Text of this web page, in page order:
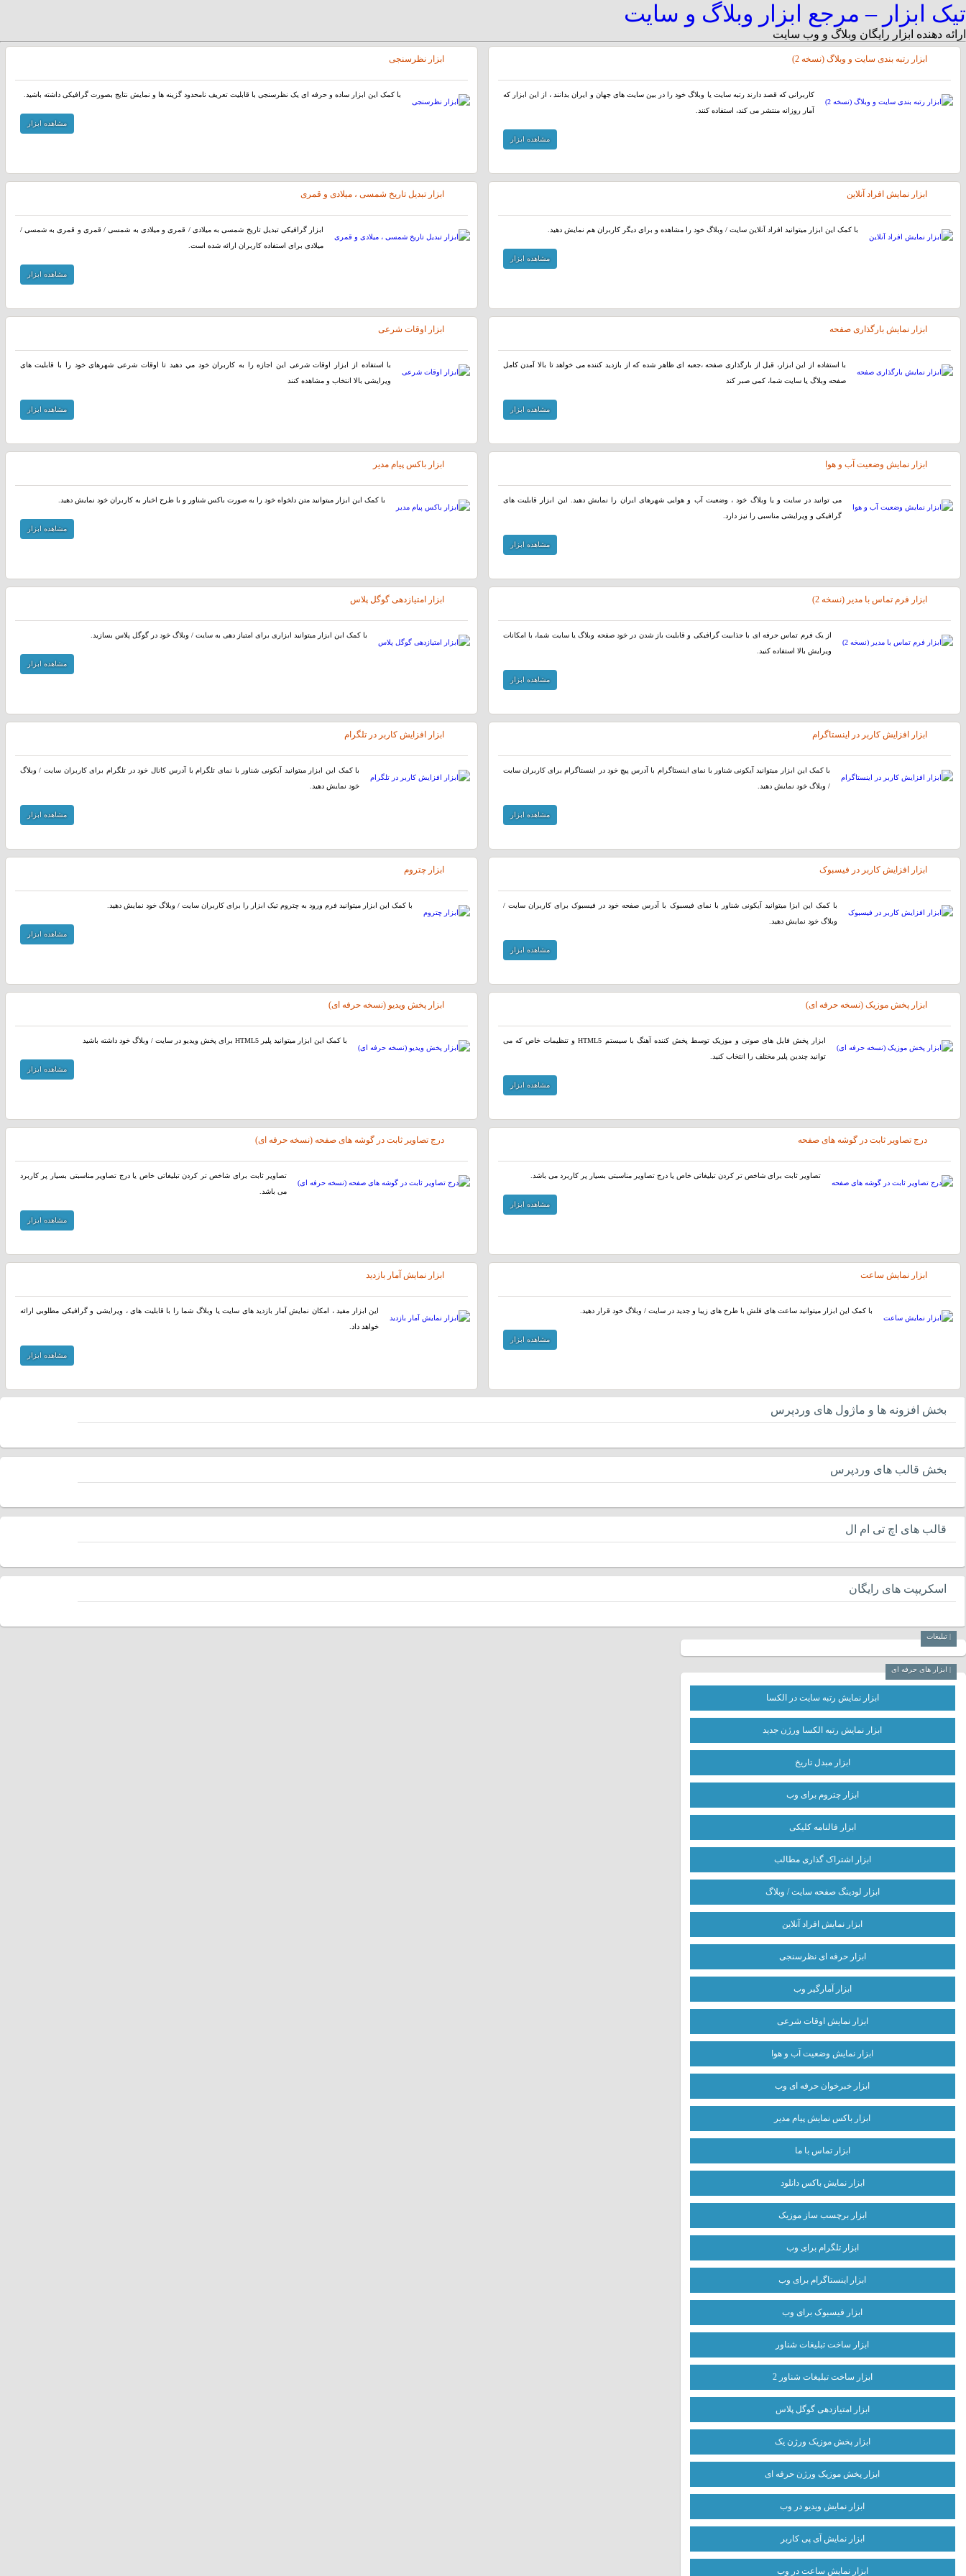
تیک ابزار – مرجع ابزار وبلاگ و سایت
ارائه دهنده ابزار رایگان وبلاگ و وب سایت
ابزار رتبه بندی سایت و وبلاگ (نسخه 2)
کاربرانی که قصد دارند رتبه سایت یا وبلاگ خود را در بین سایت های جهان و ایران بدانند ، از این ابزار که
آمار روزانه منتشر می کند، استفاده کنند.
مشاهده ابزار
ابزار نظرسنجی
با کمک این ابزار ساده و حرفه ای یک نظرسنجی با قابلیت تعریف نامحدود گزینه ها و نمایش نتایج بصورت گرافیکی داشته باشید.
مشاهده ابزار
ابزار نمایش افراد آنلاین
با کمک این ابزار میتوانید افراد آنلاین سایت / وبلاگ خود را مشاهده و برای دیگر کاربران هم نمایش دهید.
مشاهده ابزار
ابزار تبدیل تاریخ شمسی ، میلادی و قمری
ابزار گرافیکی تبدیل تاریخ شمسی به میلادی / قمری و میلادی به شمسی / قمری و قمری به شمسی /
میلادی برای استفاده کاربران ارائه شده است.
مشاهده ابزار
ابزار نمایش بارگذاری صفحه
با استفاده از اين ابزار، قبل از بارگذاری صفحه ،جعبه ای ظاهر شده که از بازدید کننده می خواهد تا بالا آمدن کامل
صفحه وبلاگ یا سایت شما، کمی صبر کند
مشاهده ابزار
ابزار اوقات شرعی
با استفاده از ابزار اوقات شرعی اين اجازه را به کاربران خود مي دهيد تا اوقات شرعی شهرهای خود را با قابلیت های
ویرایشی بالا انتخاب و مشاهده کنند
مشاهده ابزار
ابزار نمایش وضعیت آب و هوا
می توانید در سایت و یا وبلاگ خود ، وضعیت آب و هوایی شهرهای ایران را نمایش دهید. این ابزار قابلیت های
گرافیکی و ویرایشی مناسبی را نیز دارد.
مشاهده ابزار
ابزار باکس پیام مدیر
با کمک این ابزار میتوانید متن دلخواه خود را به صورت باکس شناور و با طرح اخبار به کاربران خود نمایش دهید.
مشاهده ابزار
ابزار فرم تماس با مدیر (نسخه 2)
از یک فرم تماس حرفه ای با جذابیت گرافیکی و قابلیت باز شدن در خود صفحه وبلاگ یا سایت شما، با امکانات
ویرایش بالا استفاده کنید.
مشاهده ابزار
ابزار امتیازدهی گوگل پلاس
با کمک این ابزار میتوانید ابزاری برای امتیاز دهی به سایت / وبلاگ خود در گوگل پلاس بسازید.
مشاهده ابزار
ابزار افزایش کاربر در اینستاگرام
با کمک این ابزار میتوانید آیکونی شناور با نمای اینستاگرام با آدرس پیچ خود در اینستاگرام برای کاربران سایت
/ وبلاگ خود نمایش دهید.
مشاهده ابزار
ابزار افزایش کاربر در تلگرام
با کمک این ابزار میتوانید آیکونی شناور با نمای تلگرام با آدرس کانال خود در تلگرام برای کاربران سایت / وبلاگ
خود نمایش دهید.
مشاهده ابزار
ابزار افزایش کاربر در فیسبوک
با کمک این ابزا میتوانید آیکونی شناور با نمای فیسبوک با آدرس صفحه خود در فیسبوک برای کاربران سایت /
وبلاگ خود نمایش دهید.
مشاهده ابزار
ابزار چتروم
با کمک این ابزار میتوانید فرم ورود به چتروم تیک ابزار را برای کاربران سایت / وبلاگ خود نمایش دهید.
مشاهده ابزار
ابزار پخش موزیک (نسخه حرفه ای)
ابزار پخش فایل های صوتی و موزیک توسط پخش کننده آهنگ با سیستم HTML5 و تنظیمات خاص که می
توانید چندین پلیر مختلف را انتخاب کنید.
مشاهده ابزار
ابزار پخش ویدیو (نسخه حرفه ای)
با کمک این ابزار میتوانید پلیر HTML5 برای پخش ویدیو در سایت / وبلاگ خود داشته باشید
مشاهده ابزار
درج تصاویر ثابت در گوشه های صفحه
تصاویر ثابت برای شاخص تر کردن تبلیغاتی خاص یا درج تصاویر مناسبتی بسیار پر کاربرد می باشد.
مشاهده ابزار
درج تصاویر ثابت در گوشه های صفحه (نسخه حرفه ای)
تصاویر ثابت برای شاخص تر کردن تبلیغاتی خاص یا درج تصاویر مناسبتی بسیار پر کاربرد
می باشد.
مشاهده ابزار
ابزار نمایش ساعت
با کمک این ابزار میتوانید ساعت های فلش با طرح های زیبا و جدید در سایت / وبلاگ خود قرار دهید.
مشاهده ابزار
ابزار نمایش آمار بازدید
این ابزار مفید ، امکان نمایش آمار بازدید های سایت یا وبلاگ شما را با قابلیت های ، ویرایشی و گرافیکی مطلوبی ارائه
خواهد داد.
مشاهده ابزار
بخش افزونه ها و ماژول های وردپرس
بخش قالب های وردپرس
قالب های اچ تی ام ال
اسکریپت های رایگان
| تبلیغات
| ابزار های حرفه ای
ابزار نمایش رتبه سایت در الکسا
ابزار نمایش رتبه الکسا ورژن جدید
ابزار مبدل تاریخ
ابزار چتروم برای وب
ابزار فالنامه کلیکی
ابزار اشتراک گذاری مطالب
ابزار لودینگ صفحه سایت / وبلاگ
ابزار نمایش افراد آنلاین
ابزار حرفه ای نظرسنجی
ابزار آمارگیر وب
ابزار نمایش اوقات شرعی
ابزار نمایش وضعیت آب و هوا
ابزار خبرخوان حرفه ای وب
ابزار باکس نمایش پیام مدیر
ابزار تماس با ما
ابزار نمایش باکس دانلود
ابزار برچسب ساز موزیک
ابزار تلگرام برای وب
ابزار اینستاگرام برای وب
ابزار فیسبوک برای وب
ابزار ساخت تبلیغات شناور
ابزار ساخت تبلیغات شناور 2
ابزار امتیازدهی گوگل پلاس
ابزار پخش موزیک ورژن یک
ابزار پخش موزیک ورژن حرفه ای
ابزار نمایش ویدیو در وب
ابزار نمایش آی پی کاربر
ابزار نمایش ساعت در وب